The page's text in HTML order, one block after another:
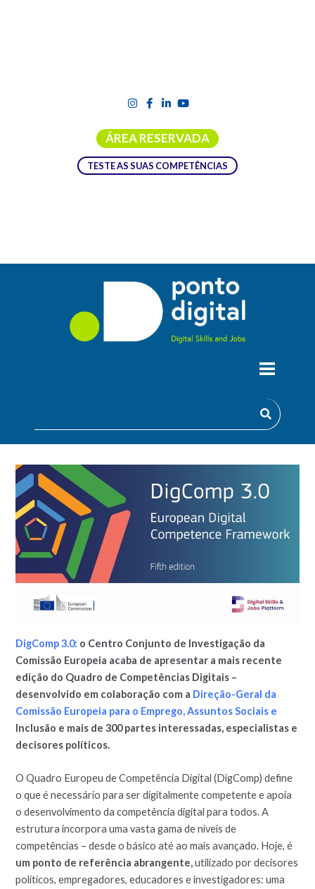
ÁREA RESERVADA
TESTE AS SUAS COMPETÊNCIAS
COMPETÊNCIAS DIGITAIS NA EUROPA
— EXPLORE O DIGCOMP 3.0!
DigComp 3.0: o Centro Conjunto de Investigação da
Comissão Europeia acaba de apresentar a mais recente
edição do Quadro de Competências Digitais –
desenvolvido em colaboração com a Direção-Geral da
Comissão Europeia para o Emprego, Assuntos Sociais e
Inclusão e mais de 300 partes interessadas, especialistas e
decisores políticos.
O Quadro Europeu de Competência Digital (DigComp) define
o que é necessário para ser digitalmente competente e apoia
o desenvolvimento da competência digital para todos. A
estrutura incorpora uma vasta gama de níveis de
competências – desde o básico até ao mais avançado. Hoje, é
um ponto de referência abrangente,utilizado por decisores
políticos, empregadores, educadores e investigadores: uma